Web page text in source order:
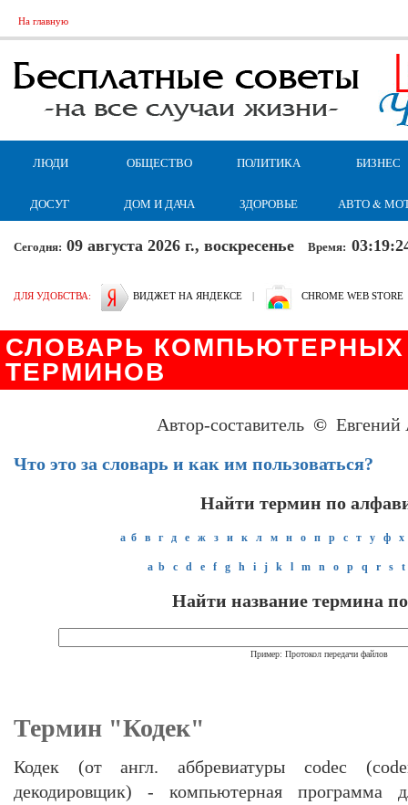
На главную
ЛЮДИ ОБЩЕСТВО ПОЛИТИКА БИЗНЕС
ДОСУГ ДОМ И ДАЧА ЗДОРОВЬЕ АВТО &
Сегодня: 09 августа 2026 г., воскресенье Время:
ДЛЯ УДОБСТВА: ВИДЖЕТ НА ЯНДЕКСЕ | CHROME WEB STORE
СЛОВАРЬ КОМПЬЮТЕРНЫХ
ТЕРМИНОВ
Автор-составитель © Евгений
Что это за словарь и как им пользоваться?
Найти термин по
а б в г д е ж з и к л м н о п р с т у ф х
a b c d e f g h i j k l m n o p q r s t
Найти название термина
Пример: Протокол передачи файлов
Термин "Кодек"
Кодек (от англ. аббревиатуры codeс
декодировщик) - компьютерная программа